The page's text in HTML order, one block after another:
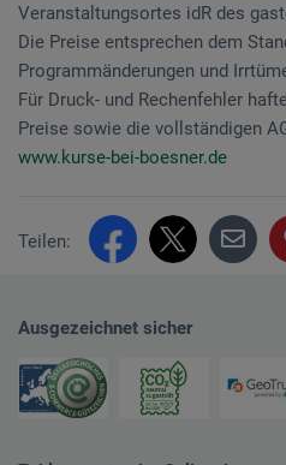
Veranstaltungsortes idR des
Die Preise entsprechen dem
Programmänderungen und
Für Druck- und Rechenfehler
Preise sowie die vollständigen
www.kurse-bei-boesner.de
Teilen:
Ausgezeichnet sicher